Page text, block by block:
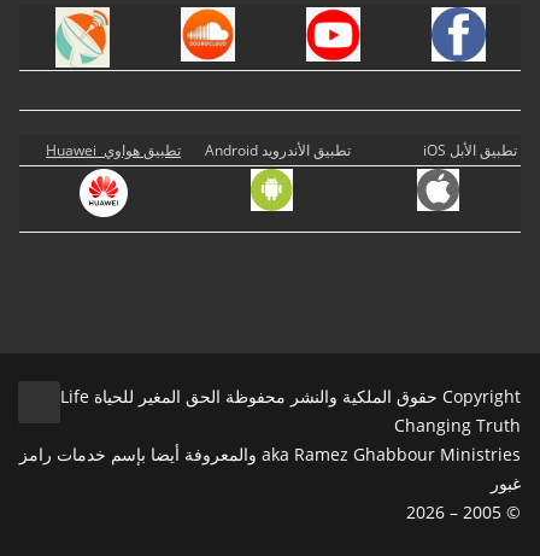
تطبيق الأبل iOS تطبيق الأندرويد Android تطبيق هواوي Huawei
Copyright حقوق الملكية والنشر محفوظة الحق المغير للحياة Life
Changing Truth
aka Ramez Ghabbour Ministries والمعروفة أيضا بإسم خدمات رامز
غبور
© 2005 – 2026